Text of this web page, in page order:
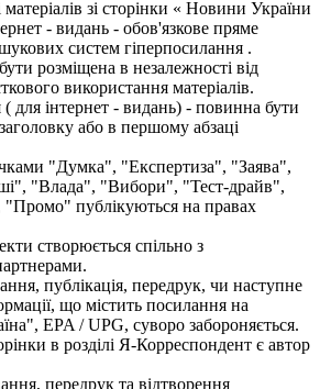
зі сторінки « Новини України
- видань - обов'язкове пряме
систем гіперпосилання .
розміщена в незалежності від
використання матеріалів.
для інтернет - видань) - повинна бути
або в першому абзаці
"Думка", "Експертиза", "Заява",
"Влада", "Вибори", "Тест-драйв",
публікуються на правах
створюється спільно з
публікація, передрук, чи наступне
що містить посилання на
EPA / UPG, суворо забороняється.
в розділі Я-Корреспондент є автор
передрук та відтворення